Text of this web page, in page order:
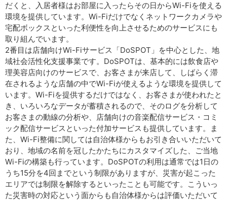
だくと、入居者様はお部屋に入ったらその日からWi-Fiを使える
環境を提供しています。Wi-Fiだけでなくネットワークカメラや
宅配ボックスといった利便性を向上させるためのサービスにも
取り組んでいます。
2番目は店舗向けWi-Fiサービス「DoSPOT」を中心とした、地
域社会活性化支援事業です。DoSPOTは、基本的には飲食店や
理美容店向けのサービスで、お客さまが来店して、しばらく滞
在されるような店舗の中でWi-Fiが使えるような環境を提供して
います。Wi-Fiを提供するだけではなく、お客さまが使われたと
き、いろいろなデータが蓄積されるので、そのログを分析して
お客さまの動線の分析や、店舗向けの音楽配信サービス・コミ
ック配信サービスといった付加サービスも提供しています。ま
た、Wi-Fi整備に関しては自治体様からもお引き合いいただいて
おり、地域の名前を冠したかたちにカスタマイズした、ご当地
Wi-Fiの構築も行っています。DoSPOTの利用は通常では1日の
うち15分を4回までという制限がありますが、災害が起こった
エリアでは制限を解除するといったことも可能です。こういっ
た災害時の対応という面からも自治体様からは評価いただいて